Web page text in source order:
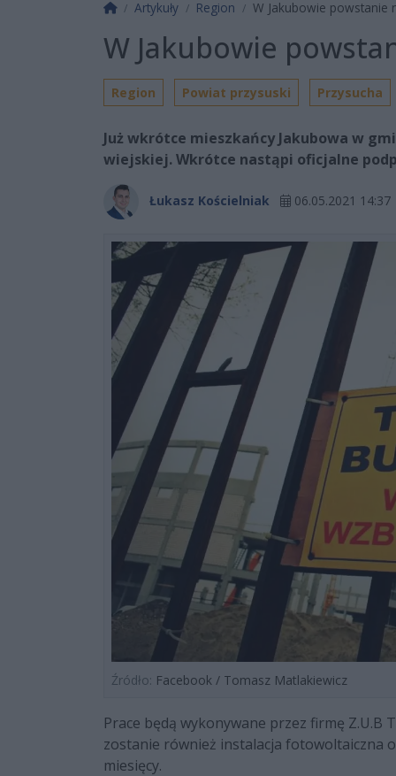
Strona główna
Artykuły Region W Jakubowie powstanie
W Jakubowie
Region Powiat przysuski Przysucha
Już wkrótce mieszkańcy Jakubowa w
wiejskiej. Wkrótce nastąpi oficjalne
Łukasz Kościelniak 06.05.2021 14:37
Źródło: Facebook / Tomasz Matlakiewicz
Prace będą wykonywane przez firmę Z.U.B
zostanie również instalacja fotowoltaiczna
miesięcy.